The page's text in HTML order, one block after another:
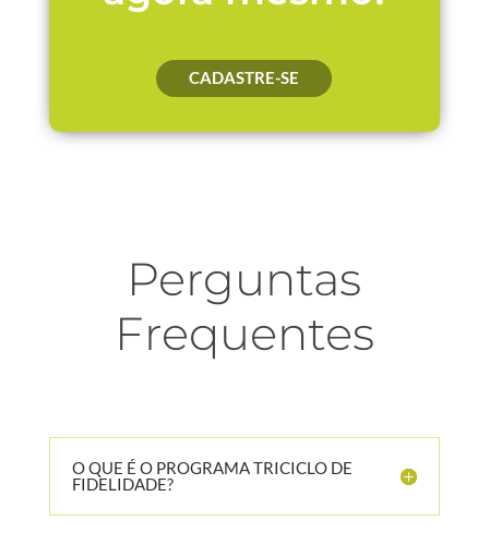
CADASTRE-SE
Perguntas
Frequentes
O QUE É O PROGRAMA TRICICLO DE
FIDELIDADE?